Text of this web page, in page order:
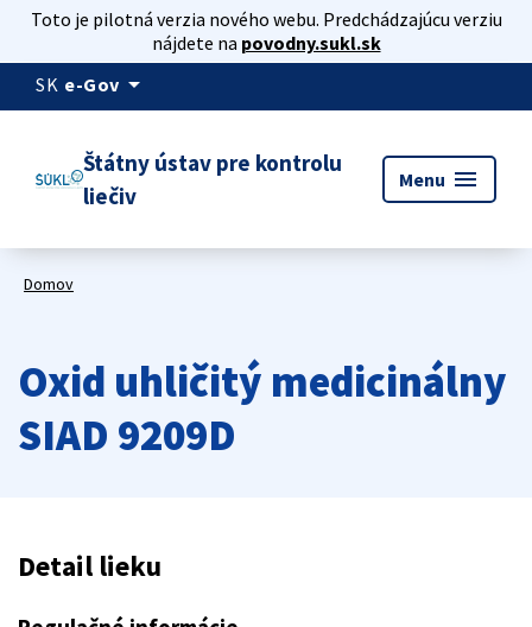
Toto je pilotná verzia nového webu. Predchádzajúcu verziu
nájdete na povodny.sukl.sk
SK e-Gov arrow_drop_down
Štátny ústav pre kontrolu
liečiv
Menu menu
Domov
Oxid uhličitý medicinálny
SIAD 9209D
Detail lieku